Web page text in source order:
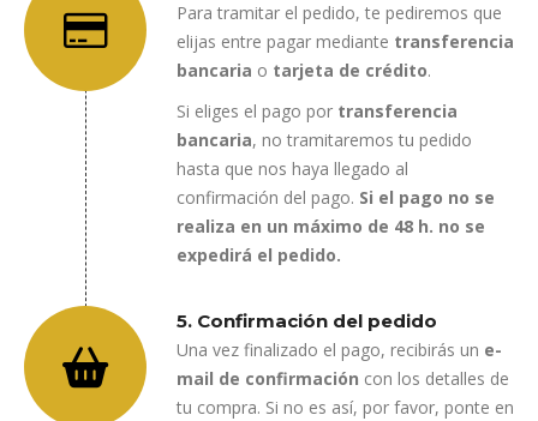
Para tramitar el pedido, te pediremos que
elijas entre pagar mediante transferencia
bancaria o tarjeta de crédito.
Si eliges el pago por transferencia
bancaria, no tramitaremos tu pedido
hasta que nos haya llegado al
confirmación del pago. Si el pago no se
realiza en un máximo de 48 h. no se
expedirá el pedido.
5. Confirmación del pedido
Una vez finalizado el pago, recibirás un e-
mail de confirmación con los detalles de
tu compra. Si no es así, por favor, ponte en